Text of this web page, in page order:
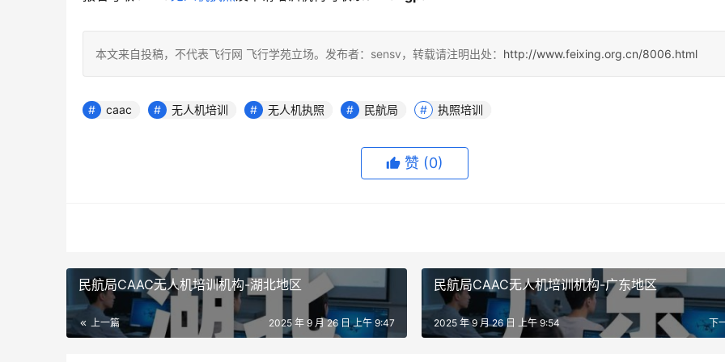
本文来自投稿，不代表飞行网 飞行学苑立场。发布者：sensv，转载请注明出处： http://www.feixing.org.cn/8006.html
caac 无人机培训 无人机执照 民航局 执照培训
赞 (0)
民航局CAAC无人机培训机构-湖北地区
上一篇 2025 年 9 月 26 日 上午 9:47
民航局CAAC无人机培训机构-广东地区
下
2025 年 9 月 26 日 上午 9:54